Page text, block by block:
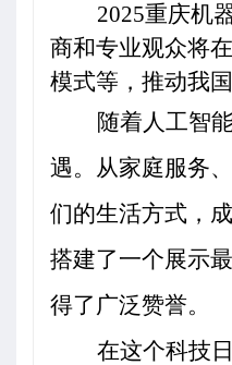
2025重庆机
商和专业观众将
模式等，推动我
随着人工智
遇。从家庭服务
们的生活方式，
搭建了一个展示
得了广泛赞誉。
在这个科技